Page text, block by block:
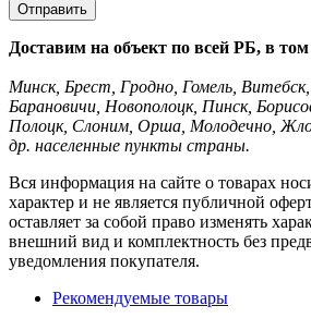
Доставим на объект по всей РБ, в том
Минск, Брест, Гродно, Гомель, Витебск,
Барановичи, Новополоцк, Пинск,
Полоцк, Слоним, Орша, Молодечно,
др. населенные пункты страны.
Вся информация на сайте о товарах
характер и не является публичной
оставляет за собой право изменять
внешний вид и комплектность без
уведомления покупателя.
Рекомендуемые товары